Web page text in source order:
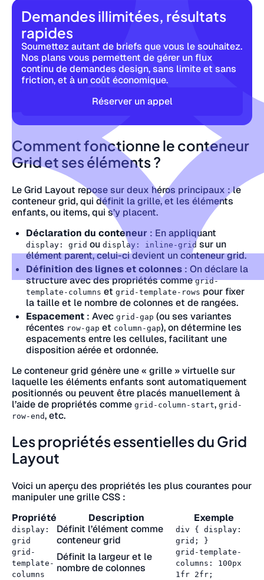
Demandes illimitées, résultats
rapides
Soumettez autant de briefs que vous le souhaitez.
Nos plans vous permettent de gérer un flux
continu de demandes design, sans limite et sans
friction, et à un coût économique.
Réserver un appel
Comment fonctionne le conteneur
Grid et ses éléments ?
Le Grid Layout repose sur deux héros principaux : le
conteneur grid, qui définit la grille, et les éléments
enfants, ou items, qui s’y placent.
Déclaration du conteneur : En appliquant
display: grid ou display: inline-grid sur un
élément parent, celui-ci devient un conteneur grid.
Définition des lignes et colonnes : On déclare la
structure avec des propriétés commegrid-
template-columns et grid-template-rows pour fixer
la taille et le nombre de colonnes et de rangées.
Espacement : Avec grid-gap (ou ses variantes
récentes row-gap et column-gap), on détermine les
espacements entre les cellules, facilitant une
disposition aérée et ordonnée.
Le conteneur grid génère une « grille » virtuelle sur
laquelle les éléments enfants sont automatiquement
positionnés ou peuvent être placés manuellement à
l’aide de propriétés comme grid-column-start, grid-
row-end, etc.
Les propriétés essentielles du Grid
Layout
Voici un aperçu des propriétés les plus courantes pour
manipuler une grille CSS :
Propriété
Description Exemple
display:
grid
Définit l’élément comme
conteneur grid
div { display:
grid; }
grid-
template-
columns
Définit la largeur et le
nombre de colonnes
grid-template-
columns: 100px
1fr 2fr;